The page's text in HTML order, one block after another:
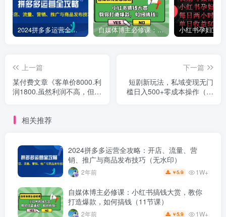
2024拼多多运营全攻略：开店、流量、营销、推广与商品发布技巧（无水印） 自媒体博主必修课：小红书搞钱大赏，教你打造爆款，如何搞钱（11节课）
上一篇
某付费文章《客单价8000.利
润1800.虽然利润不高，但是
下一篇
短剧新玩法，私域变现无门
槛日入500+零成本操作（附
相关推荐
2024拼多多运营全攻略：开店、流量、营
销、推广与商品发布技巧（无水印）
2年前 ￥5.9 1W+
自媒体博主必修课：小红书搞钱大赏，教你
打造爆款，如何搞钱（11节课）
2年前 ￥5.9 1W+